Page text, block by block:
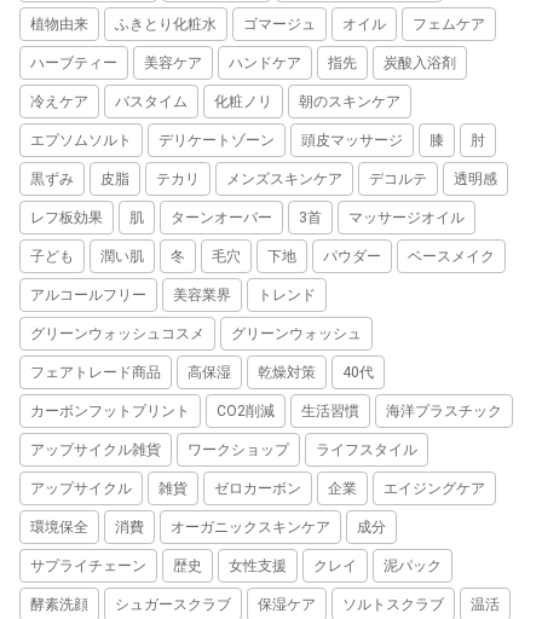
植物由来 ふきとり化粧水 ゴマージュ オイル フェムケア
ハーブティー 美容ケア ハンドケア 指先 炭酸入浴剤
冷えケア バスタイム 化粧ノリ 朝のスキンケア
エプソムソルト デリケートゾーン 頭皮マッサージ 膝 肘
黒ずみ 皮脂 テカリ メンズスキンケア デコルテ 透明感
レフ板効果 肌 ターンオーバー 3首 マッサージオイル
子ども 潤い肌 冬 毛穴 下地 パウダー ベースメイク
アルコールフリー 美容業界 トレンド
グリーンウォッシュコスメ グリーンウォッシュ
フェアトレード商品 高保湿 乾燥対策 40代
カーボンフットプリント CO2削減 生活習慣 海洋プラスチック
アップサイクル雑貨 ワークショップ ライフスタイル
アップサイクル 雑貨 ゼロカーボン 企業 エイジングケア
環境保全 消費 オーガニックスキンケア 成分
サプライチェーン 歴史 女性支援 クレイ 泥パック
酵素洗顔 シュガースクラブ 保湿ケア ソルトスクラブ 温活